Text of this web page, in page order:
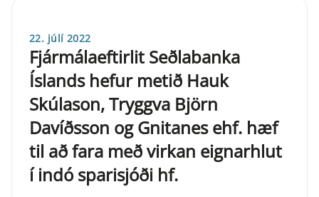
22. júlí 2022
Fjármálaeftirlit Seðlabanka
Íslands hefur metið Hauk
Skúlason, Tryggva Björn
Davíðsson og Gnitanes ehf. hæf
til að fara með virkan eignarhlut
í indó sparisjóði hf.